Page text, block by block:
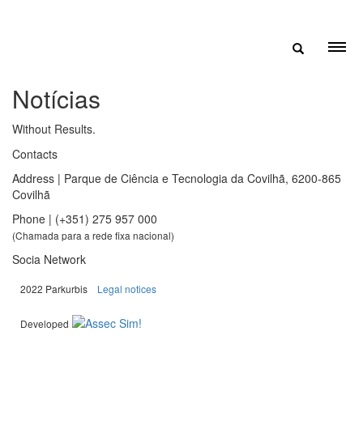
Notícias
Without Results.
Contacts
Address | Parque de Ciência e Tecnologia da Covilhã, 6200-865
Covilhã
Phone | (+351) 275 957 000
(Chamada para a rede fixa nacional)
Socia Network
2022 Parkurbis Legal notices
Developed